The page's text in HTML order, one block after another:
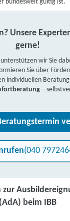
bundesweit gültig ist.
Unsere
gerne!
wir Sie
Sie über
individuellen
–
(040
(AdA) beim IBB